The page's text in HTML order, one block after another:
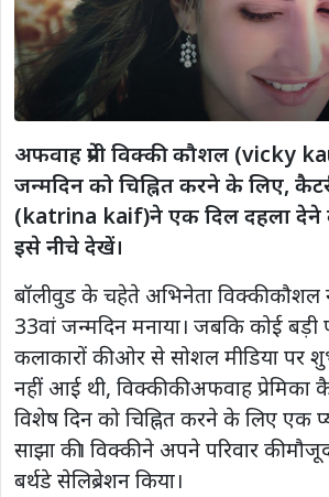
अफवाह प्रेमी विक्की कौशल (vicky
जन्मदिन को चिह्नित करने के लिए,
(katrina kaif)ने एक दिल दहला देने
इसे नीचे देखें।
बॉलीवुड के चहेते अभिनेता विक्की कौशल
33वां जन्मदिन मनाया। जबकि कोई बड़ी
कलाकारों की ओर से सोशल मीडिया पर
नहीं आई थी, विक्की की अफवाह प्रेमिका
विशेष दिन को चिह्नित करने के लिए एक
साझा की। विक्की ने अपने परिवार की
बर्थडे सेलिब्रेशन किया।